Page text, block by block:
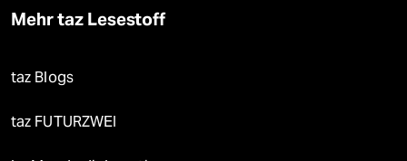
Mehr taz Lesestoff
taz Blogs
taz FUTURZWEI